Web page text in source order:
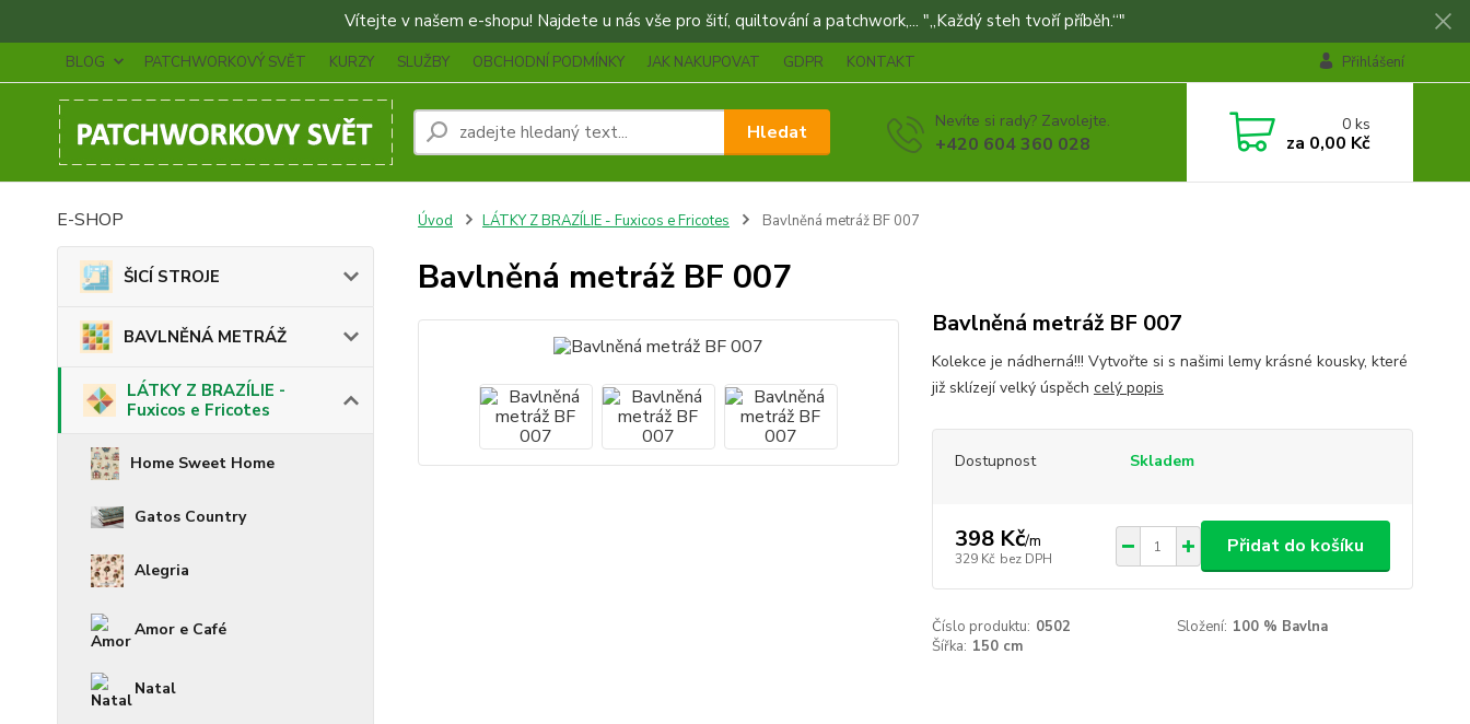
Vítejte v našem e-shopu! Najdete u nás vše pro šití, quiltování a patchwork,... "„Každý steh tvoří příběh.“"
BLOG PATCHWORKOVÝ SVĚT KURZY SLUŽBY OBCHODNÍ PODMÍNKY JAK NAKUPOVAT GDPR KONTAKT Přihlášení
Hledat Nevíte si rady? Zavolejte.
+420 604 360 028
0ks
za 0,00 Kč
E-SHOP
ŠICÍ STROJE
BAVLNĚNÁ METRÁŽ
LÁTKY Z BRAZÍLIE -
Fuxicos e Fricotes
Home Sweet Home
Gatos Country
Alegria
Amor e Café
Natal
Úvod LÁTKY Z BRAZÍLIE - Fuxicos e Fricotes Bavlněná metráž BF 007
Bavlněná metráž BF 007
Bavlněná metráž BF 007
Kolekce je nádherná!!! Vytvořte si s našimi lemy krásné kousky, které
již sklízejí velký úspěch celý popis
Dostupnost Skladem
398 Kč/m
329 Kč bez DPH
Přidat do košíku
Číslo produktu: 0502 Složení: 100 % Bavlna
Šířka: 150 cm